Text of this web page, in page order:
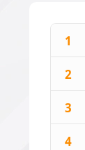
1
2
3
4